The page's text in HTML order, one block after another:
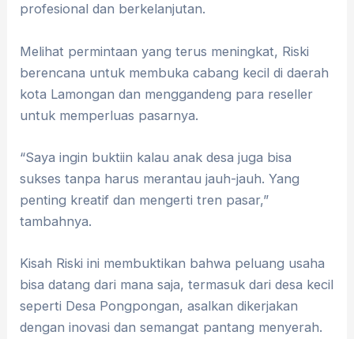
profesional dan berkelanjutan.
Melihat permintaan yang terus meningkat, Riski
berencana untuk membuka cabang kecil di daerah
kota Lamongan dan menggandeng para reseller
untuk memperluas pasarnya.
“Saya ingin buktiin kalau anak desa juga bisa
sukses tanpa harus merantau jauh-jauh. Yang
penting kreatif dan mengerti tren pasar,”
tambahnya.
Kisah Riski ini membuktikan bahwa peluang usaha
bisa datang dari mana saja, termasuk dari desa kecil
seperti Desa Pongpongan, asalkan dikerjakan
dengan inovasi dan semangat pantang menyerah.